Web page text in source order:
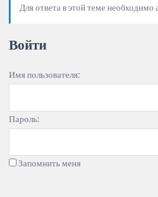
Для ответа в этой теме необходимо
Войти
Имя пользователя:
Пароль:
Запомнить меня